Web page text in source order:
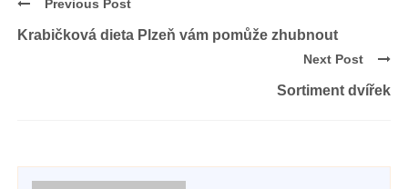
Previous Post
Krabičková dieta Plzeň vám pomůže zhubnout
Next Post
Sortiment dvířek